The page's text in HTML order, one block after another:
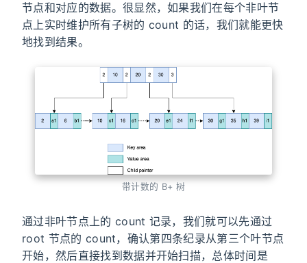
节点和对应的数据。很显然，如果我们在每个非叶节
点上实时维护所有子树的 count 的话，我们就能更快
地找到结果。
带计数的 B+ 树
通过非叶节点上的 count 记录，我们就可以先通过
root 节点的 count，确认第四条纪录从第三个叶节点
开始，然后直接找到数据并开始扫描，总体时间是